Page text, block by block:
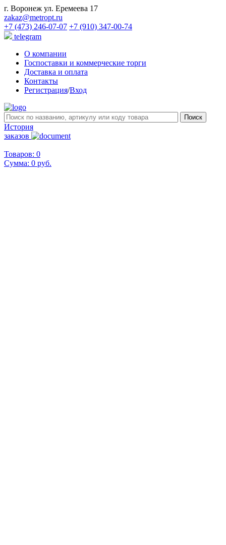
г. Воронеж ул. Еремеева 17
zakaz@metropt.ru
+7 (473) 246-07-07 +7 (910) 347-00-74
telegram
О компании
Госпоставки и коммерческие торги
Доставка и оплата
Контакты
Регистрация/Вход
История
заказов
Товаров: 0
Сумма: 0 руб.